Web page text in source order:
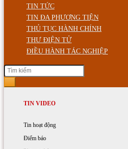
TIN TỨC
TIN ĐA PHƯƠNG TIỆN
THỦ TỤC HÀNH CHÍNH
THƯ ĐIỆN TỬ
ĐIỀU HÀNH TÁC NGHIỆP
GIỚI THIỆU
Chức năng, nhiệm vụ
Cơ cấu tổ chức
TIN HOẠT ĐỘNG
Hoạt động của Bộ trưởng
Hoạt động của Bộ Dân tộc và Tôn giáo
TIN VIDEO
Tin hoạt động
Điểm báo
Tin tức hoạt động
Hoạt động của Bộ